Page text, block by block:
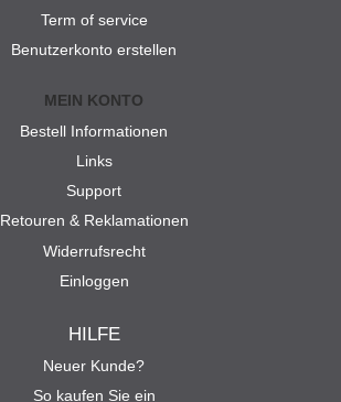
Term of service
Benutzerkonto erstellen
MEIN KONTO
Bestell Informationen
Links
Support
Retouren & Reklamationen
Widerrufsrecht
Einloggen
HILFE
Neuer Kunde?
So kaufen Sie ein